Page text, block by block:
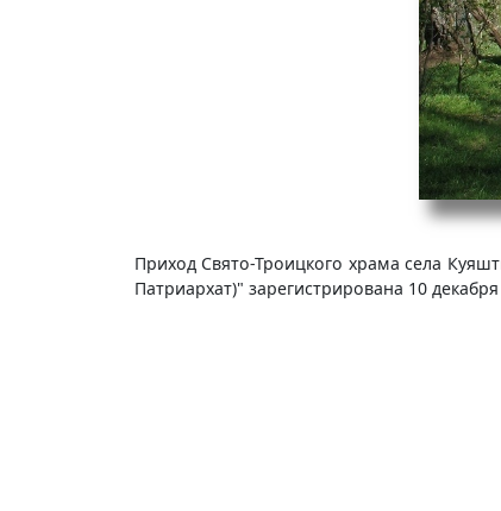
Приход Свято-Троицкого храма села
Патриархат)" зарегистрирована 10